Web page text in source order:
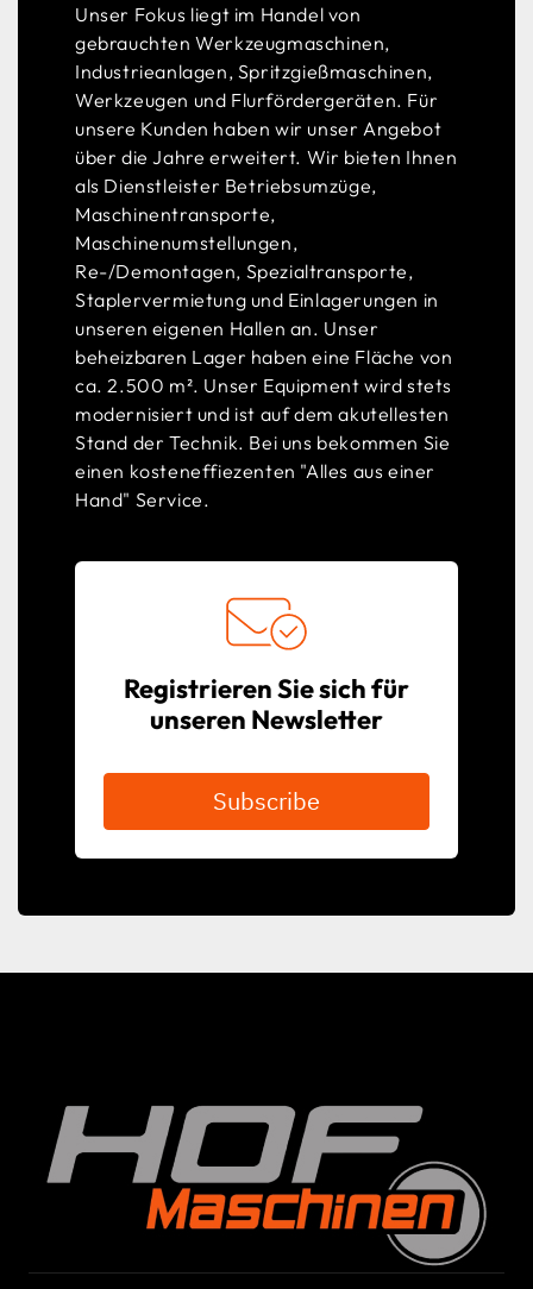
Unser Fokus liegt im Handel von
gebrauchten Werkzeugmaschinen,
Industrieanlagen, Spritzgießmaschinen,
Werkzeugen und Flurfördergeräten. Für
unsere Kunden haben wir unser Angebot
über die Jahre erweitert. Wir bieten Ihnen
als Dienstleister Betriebsumzüge,
Maschinentransporte,
Maschinenumstellungen,
Re-/Demontagen, Spezialtransporte,
Staplervermietung und Einlagerungen in
unseren eigenen Hallen an. Unser
beheizbaren Lager haben eine Fläche von
ca. 2.500 m². Unser Equipment wird stets
modernisiert und ist auf dem akutellesten
Stand der Technik. Bei uns bekommen Sie
einen kosteneffiezenten "Alles aus einer
Hand" Service.
Registrieren Sie sich für
unseren Newsletter
Subscribe